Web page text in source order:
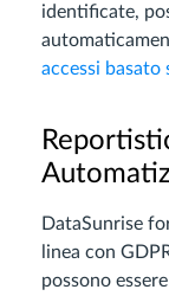
identificate,
accessi basato
DataSunrise
linea con
possono